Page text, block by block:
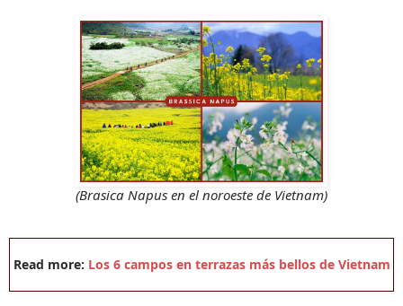
(Braѕiᴄa Napuѕ en el noroeste de Vietnam)
Read more: Los 6 campos en terrazas más bellos de Vietnam